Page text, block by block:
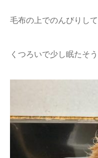
毛布の上でのんびりし
くつろいで少し眠たそ